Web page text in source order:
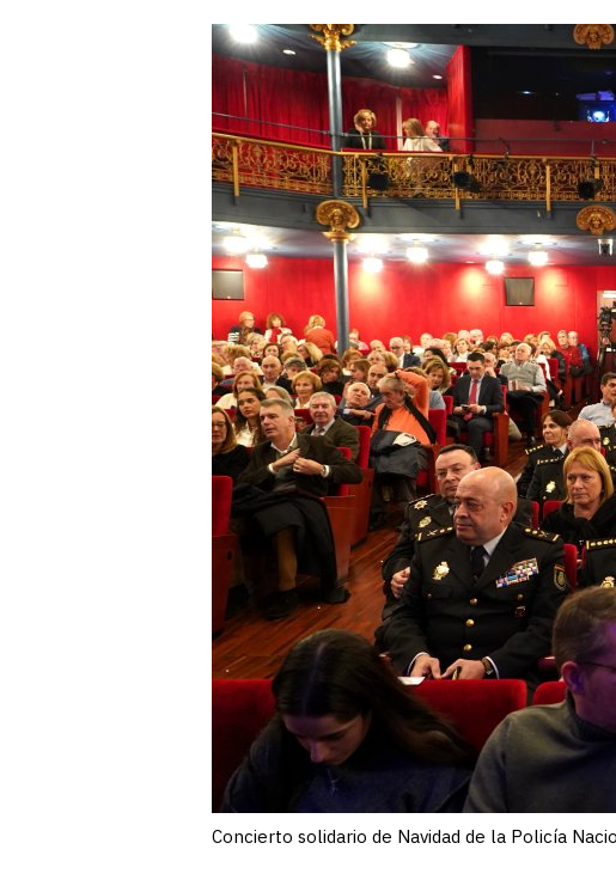
Concierto solidario de Navidad de la Policía